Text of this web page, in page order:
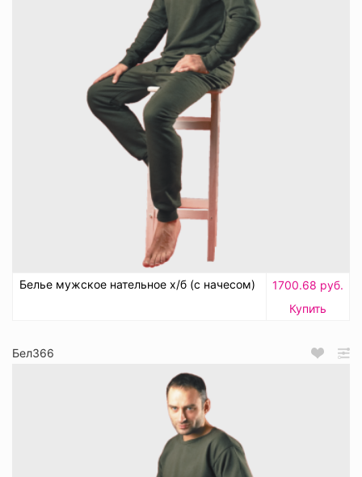
Белье мужское нательное х/б (с начесом)
1700.68 руб.
Купить
Бел366